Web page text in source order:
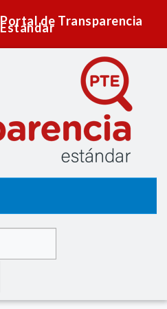
Portal de Transparencia
Estándar